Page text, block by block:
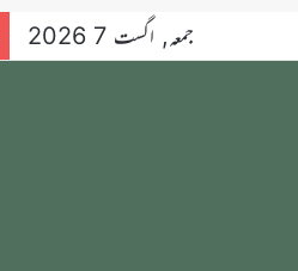
جمعہ, اگست 7 2026